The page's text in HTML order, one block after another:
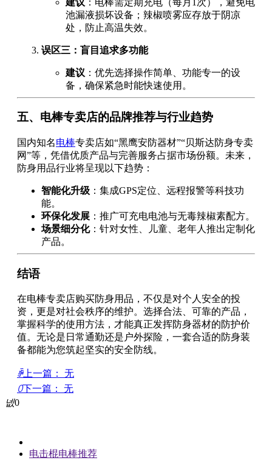
池漏液损坏设备；辣椒喷雾应存放于阴凉
处，防止高温失效。
误区三：盲目追求多功能
建议 ：优先选择操作简单、功能专一的设
备，确保紧急时能快速使用。
五、电棒专卖店的品牌推荐与行业趋势
国内知名电棒专卖店如“黑鹰安防器材”“贝斯达防身专卖
网”等，凭借优质产品与完善服务占据市场份额。未来，
防身用品行业将呈现以下趋势：
智能化升级 ：集成GPS定位、远程报警等科技功
能。
环保化发展 ：推广可充电电池与无毒辣椒素配方。
场景细分化：针对女性、儿童、老年人推出定制化
产品。
结语
在电棒专卖店购买防身用品，不仅是对个人安全的投
资，更是对社会秩序的维护。选择合法、可靠的产品，
掌握科学的使用方法，才能真正发挥防身器材的防护价
值。无论是日常通勤还是户外探险，一套合适的防身装
备都能为您筑起坚实的安全防线。
ꄴ上一篇：
无
ꄲ下一篇：
无
넶0
电击棍电棒推荐